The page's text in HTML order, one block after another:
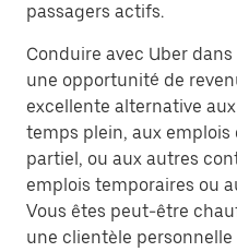
passagers actifs.
Conduire avec Uber
une opportunité de
excellente alternative
temps plein, aux
partiel, ou aux autres
emplois temporaires ou
Vous êtes peut-être
une clientèle